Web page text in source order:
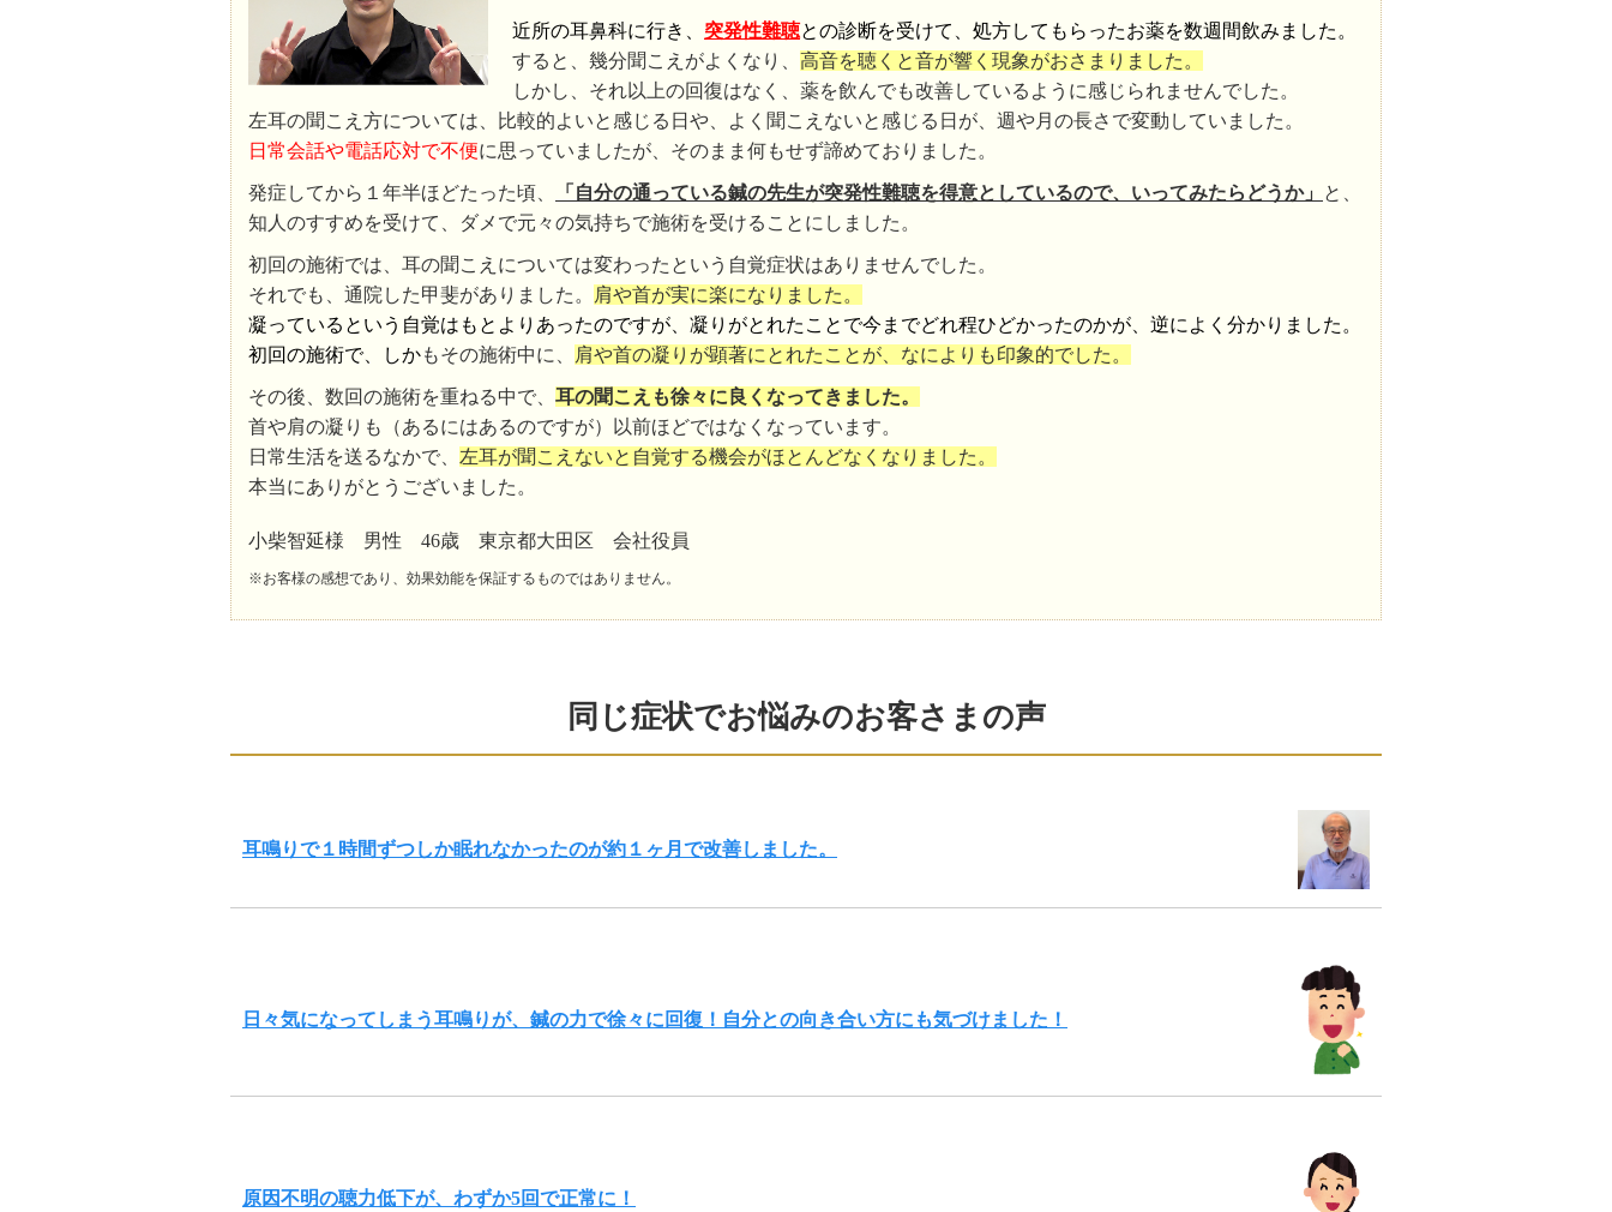
近所の耳鼻科に行き、 突発性難聴との診断を受けて、処方してもらったお薬を数週間飲みました。
すると、幾分聞こえがよくなり、 高音を聴くと音が響く現象がおさまりました。
しかし、それ以上の回復はなく、薬を飲んでも改善しているように感じられませんでした。
左耳の聞こえ方については、比較的よいと感じる日や、よく聞こえないと感じる日が、週や月の長さで変動していました。
日常会話や電話応対で不便に思っていましたが、そのまま何もせず諦めておりました。
発症してから１年半ほどたった頃、 「自分の通っている鍼の先生が突発性難聴を得意としているので、いってみたらどうか」
と、
知人のすすめを受けて、ダメで元々の気持ちで施術を受けることにしました。
初回の施術では、耳の聞こえについては変わったという自覚症状はありませんでした。
それでも、通院した甲斐がありました。
肩や首が実に楽になりました。
凝っているという自覚はもとよりあったのですが、凝りがとれたことで今までどれ程ひどかったのかが、逆によく分かりました。
初回の施術で、しかもその施術中に、 肩や首の凝りが顕著にとれたことが、なによりも印象的でした。
その後、数回の施術を重ねる中で、 耳の聞こえも徐々に良くなってきました。
首や肩の凝りも（あるにはあるのですが）以前ほどではなくなっています。
日常生活を送るなかで、 左耳が聞こえないと自覚する機会がほとんどなくなりました。
本当にありがとうございました。
小柴智延様 男性 46歳 東京都大田区 会社役員
※お客様の感想であり、効果効能を保証するものではありません。
同じ症状でお悩みのお客さまの声
耳鳴りで１時間ずつしか眠れなかったのが約１ヶ月で改善しました。
日々気になってしまう耳鳴りが、鍼の力で徐々に回復！自分との向き合い方にも気づけました！
原因不明の聴力低下が、わずか5回で正常に！